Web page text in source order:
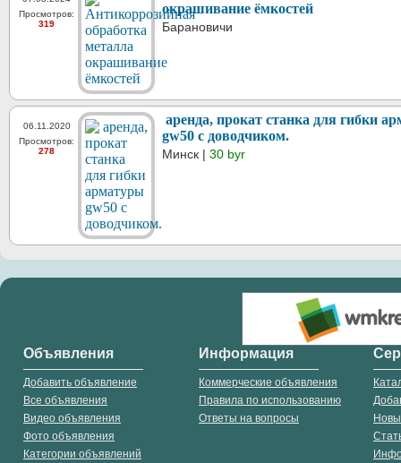
Просмотров:
319
окрашивание ёмкостей
Барановичи
06.11.2020
Просмотров:
278
аренда, прокат станка для гибки
gw50 с доводчиком.
Минск | 30 byr
Объявления
Добавить объявление
Все объявления
Видео объявления
Фото объявления
Категории объявлений
Информация
Коммерческие объявления
Правила по использованию
Ответы на вопросы